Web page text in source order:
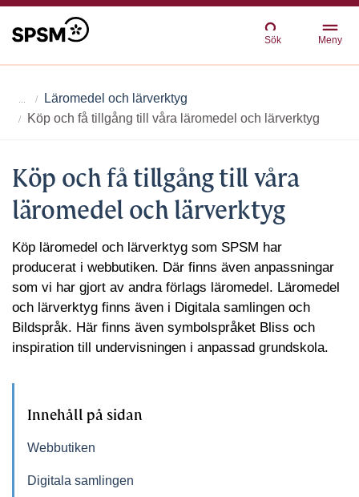
Sök Meny
Läromedel och lärverktyg
Köp och få tillgång till våra läromedel och lärverktyg
Köp och få tillgång till våra
läromedel och lärverktyg
Köp läromedel och lärverktyg som SPSM har
producerat i webbutiken. Där finns även anpassningar
som vi har gjort av andra förlags läromedel. Läromedel
och lärverktyg finns även i Digitala samlingen och
Bildspråk. Här finns även symbolspråket Bliss och
inspiration till undervisningen i anpassad grundskola.
Innehåll på sidan
Webbutiken
Digitala samlingen